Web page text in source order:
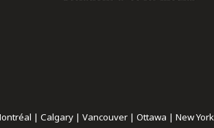
| Calgary | Vancouver | Ottawa | New York